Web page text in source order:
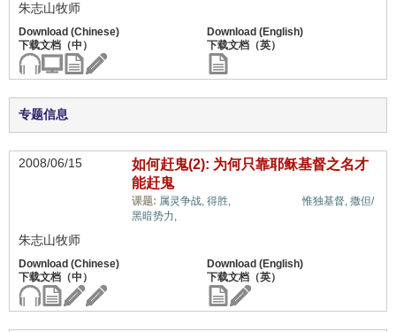
朱志山牧师
专题信息
2008/06/15
如何赶鬼(2): 为何只靠耶稣基督之名才
能赶鬼
课题: 属灵争战, 得胜, 福音与宗教,惟独基督, 撒但/
黑暗势力,
朱志山牧师